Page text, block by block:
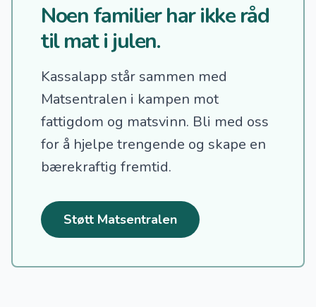
Noen familier har ikke råd
til mat i julen.
Kassalapp står sammen med
Matsentralen i kampen mot
fattigdom og matsvinn. Bli med oss
for å hjelpe trengende og skape en
bærekraftig fremtid.
Støtt Matsentralen